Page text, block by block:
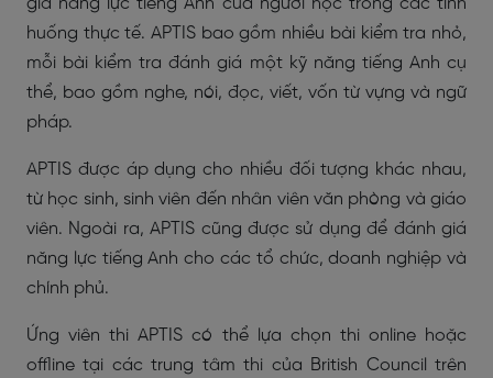
huống thực tế. APTIS bao gồm nhiều bài kiểm tra nhỏ,
mỗi bài kiểm tra đánh giá một kỹ năng tiếng Anh cụ
thể, bao gồm nghe, nói, đọc, viết, vốn từ vựng và ngữ
pháp.
APTIS được áp dụng cho nhiều đối tượng khác nhau,
từ học sinh, sinh viên đến nhân viên văn phòng và giáo
viên. Ngoài ra, APTIS cũng được sử dụng để đánh giá
năng lực tiếng Anh cho các tổ chức, doanh nghiệp và
chính phủ.
Ứng viên thi APTIS có thể lựa chọn thi online hoặc
offline tại các trung tâm thi của British Council trên